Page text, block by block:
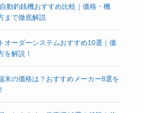
自動釣銭機おすすめ比較｜価格・機
まで徹底解説
オーダーシステムおすすめ10選｜価
を解説！
末の価格は？おすすめメーカー8選を